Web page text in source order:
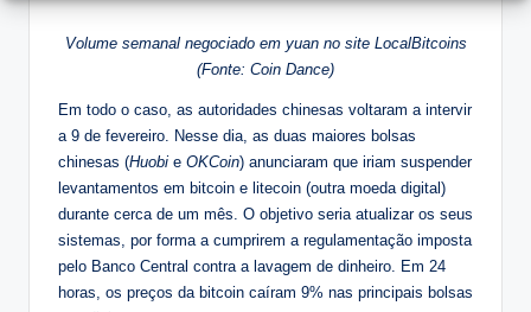
Volume semanal negociado em yuan no site LocalBitcoins
(Fonte: Coin Dance)
Em todo o caso, as autoridades chinesas voltaram a intervir
a 9 de fevereiro. Nesse dia, as duas maiores bolsas
chinesas (Huobi e OKCoin) anunciaram que iriam suspender
levantamentos em bitcoin e litecoin (outra moeda digital)
durante cerca de um mês. O objetivo seria atualizar os seus
sistemas, por forma a cumprirem a regulamentação imposta
pelo Banco Central contra a lavagem de dinheiro. Em 24
horas, os preços da bitcoin caíram 9% nas principais bolsas